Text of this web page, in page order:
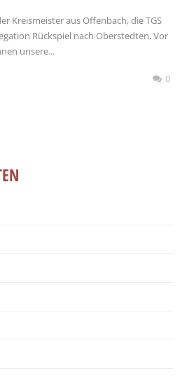
Kreismeister aus Offenbach, die TGS
Rückspiel nach Oberstedten. Vor
unsere...
0